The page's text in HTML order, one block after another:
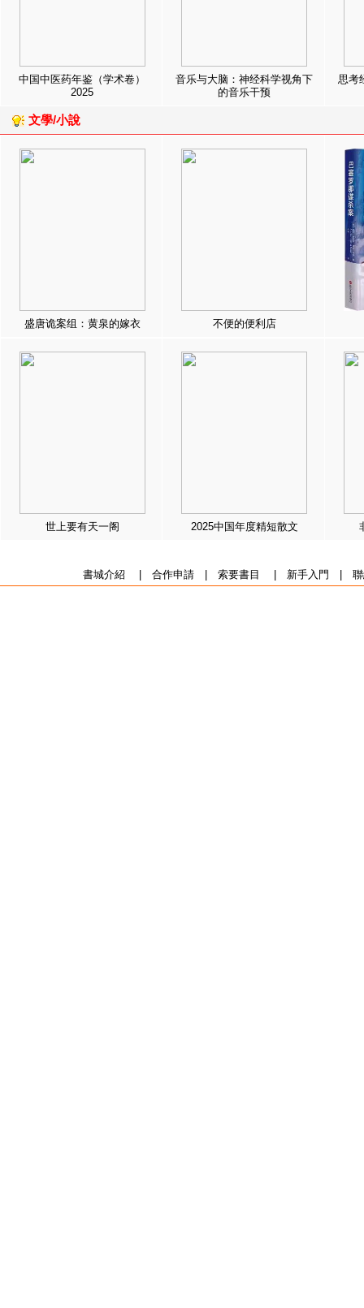
中国中医药年鉴（学术卷）
2025
音乐与大脑：神经科学视角下
的音乐干预
思考
文學/小說
盛唐诡案组：黄泉的嫁衣 不便的便利店
世上要有天一阁 2025中国年度精短散文
書城介紹 合作申請| 索要書目 新手入門